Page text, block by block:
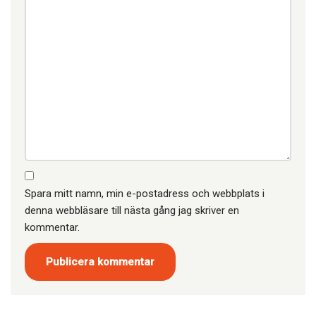
Spara mitt namn, min e-postadress och webbplats i
denna webbläsare till nästa gång jag skriver en
kommentar.